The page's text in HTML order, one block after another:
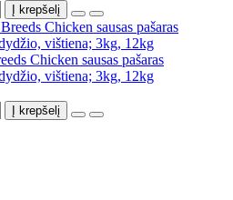
Į krepšelį
Chicken sausas pašaras
vištiena; 3kg, 12kg
Į krepšelį